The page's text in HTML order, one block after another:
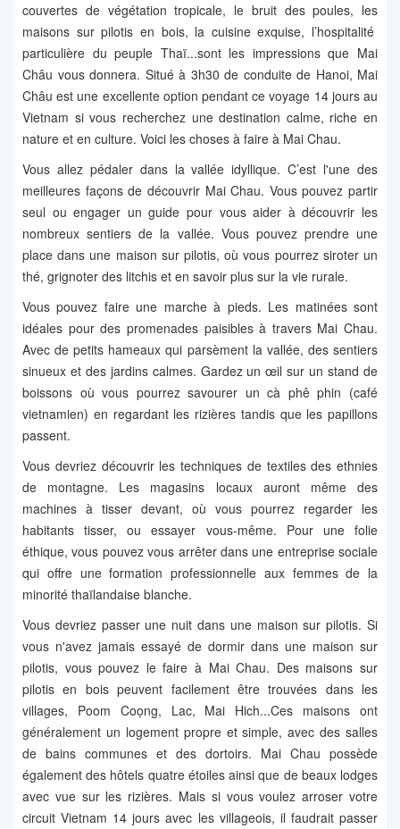
couvertes de végétation tropicale, le bruit des poules, les
maisons sur pilotis en bois, la cuisine exquise, l’hospitalité
particulière du peuple Thaï...sont les impressions que Mai
Châu vous donnera. Situé à 3h30 de conduite de Hanoi, Mai
Châu est une excellente option pendant ce voyage 14 jours au
Vietnam si vous recherchez une destination calme, riche en
nature et en culture. Voici les choses à faire à Mai Chau.
Vous allez pédaler dans la vallée idyllique. C’est l'une des
meilleures façons de découvrir Mai Chau. Vous pouvez partir
seul ou engager un guide pour vous aider à découvrir les
nombreux sentiers de la vallée. Vous pouvez prendre une
place dans une maison sur pilotis, où vous pourrez siroter un
thé, grignoter des litchis et en savoir plus sur la vie rurale.
Vous pouvez faire une marche à pieds. Les matinées sont
idéales pour des promenades paisibles à travers Mai Chau.
Avec de petits hameaux qui parsèment la vallée, des sentiers
sinueux et des jardins calmes. Gardez un œil sur un stand de
boissons où vous pourrez savourer un cà phê phin (café
vietnamien) en regardant les rizières tandis que les papillons
passent.
Vous devriez découvrir les techniques de textiles des ethnies
de montagne. Les magasins locaux auront même des
machines à tisser devant, où vous pourrez regarder les
habitants tisser, ou essayer vous-même. Pour une folie
éthique, vous pouvez vous arrêter dans une entreprise sociale
qui offre une formation professionnelle aux femmes de la
minorité thaïlandaise blanche.
Vous devriez passer une nuit dans une maison sur pilotis. Si
vous n'avez jamais essayé de dormir dans une maison sur
pilotis, vous pouvez le faire à Mai Chau. Des maisons sur
pilotis en bois peuvent facilement être trouvées dans les
villages, Poom Coọng, Lac, Mai Hich...Ces maisons ont
généralement un logement propre et simple, avec des salles
de bains communes et des dortoirs. Mai Chau possède
également des hôtels quatre étoiles ainsi que de beaux lodges
avec vue sur les rizières. Mais si vous voulez arroser votre
circuit Vietnam 14 jours avec les villageois, il faudrait passer